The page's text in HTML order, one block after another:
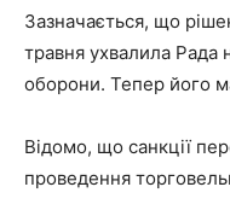
Зазначається, що
травня ухвалила Рада
оборони. Тепер його
Відомо, що санкції
проведення